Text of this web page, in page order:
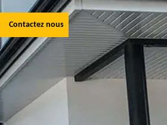
Contactez nous